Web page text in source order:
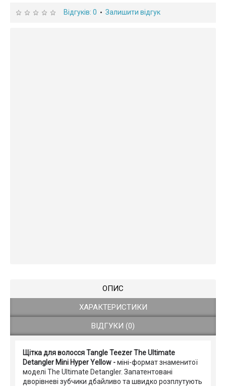
Відгуків: 0 • Залишити відгук
ОПИС
ХАРАКТЕРИСТИКИ
ВІДГУКИ (0)
Щітка для волосся Tangle Teezer The Ultimate
Detangler Mini Hyper Yellow -міні-формат знаменитої
моделі The Ultimate Detangler. Запатентовані
дворівневі зубчики дбайливо та швидко розплутують